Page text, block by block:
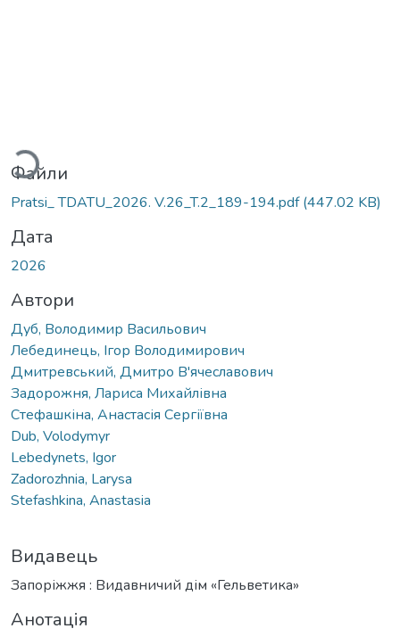
Вантажиться...
Файли
Pratsi_ TDATU_2026. V.26_T.2_189-194.pdf(447.02 KB)
Дата
2026
Автори
Дуб, Володимир Васильович
Лебединець, Ігор Володимирович
Дмитревський, Дмитро В'ячеславович
Задорожня, Лариса Михайлівна
Стефашкіна, Анастасія Сергіївна
Dub, Volodymyr
Lebedynets, Igor
Zadorozhnia, Larysa
Stefashkina, Anastasia
Видавець
Запоріжжя : Видавничий дім «Гельветика»
Анотація